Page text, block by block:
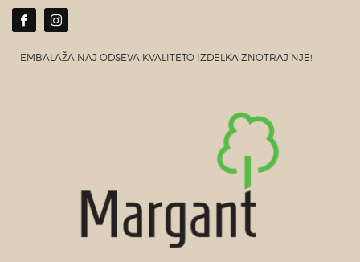
EMBALAŽA NAJ ODSEVA KVALITETO IZDELKA ZNOTRAJ NJE!